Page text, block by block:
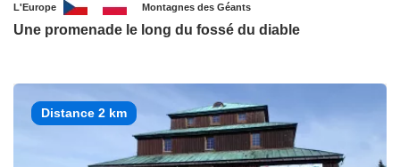
L'Europe Montagnes des Géants
Une promenade le long du fossé du diable
Distance 2 km